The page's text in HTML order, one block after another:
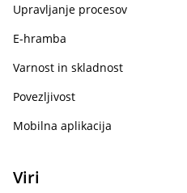
Upravljanje procesov
E-hramba
Varnost in skladnost
Povezljivost
Mobilna aplikacija
Viri